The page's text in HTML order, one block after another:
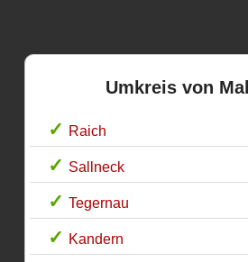
Umkreis von
Raich
Sallneck
Tegernau
Kandern